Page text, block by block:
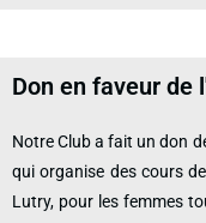
Don en faveur de
Notre Club a fait un don
qui organise des cours
Lutry, pour les femmes